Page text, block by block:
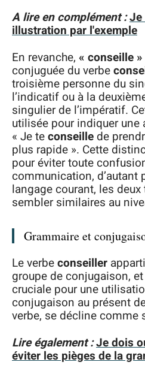
A lire en complément :Je
illustration par l'exemple
En revanche, « conseille »
conjuguée du verbe
troisième personne du
l’indicatif ou à la
singulier de l’impératif.
utilisée pour indiquer
« Je teconseille de
plus rapide ». Cette
pour éviter toute
communication, d’autant
langage courant, les
sembler similaires au
Grammaire et
Le verbeconseiller
groupe de conjugaison,
cruciale pour une
conjugaison au présent
verbe, se décline comme
Lire également :Je dois
éviter les pièges de la